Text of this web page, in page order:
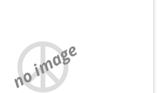
no image